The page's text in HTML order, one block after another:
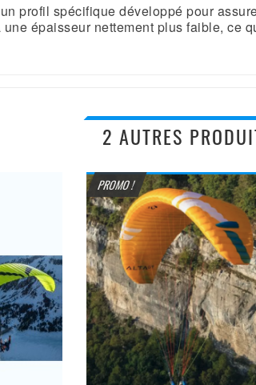
profil spécifique développé pour
épaisseur nettement plus faible, ce
2 AUTRES
PROMO !